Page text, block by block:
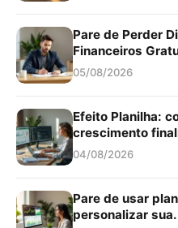
Pare de Perder
Financeiros
05/08/2026
Efeito Planilha:
crescimento
04/08/2026
Pare de usar
personalizar